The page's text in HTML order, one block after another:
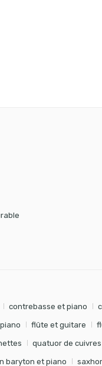
contrebasse et piano
flûte et guitare
quatuor de cuivres
baryton et piano